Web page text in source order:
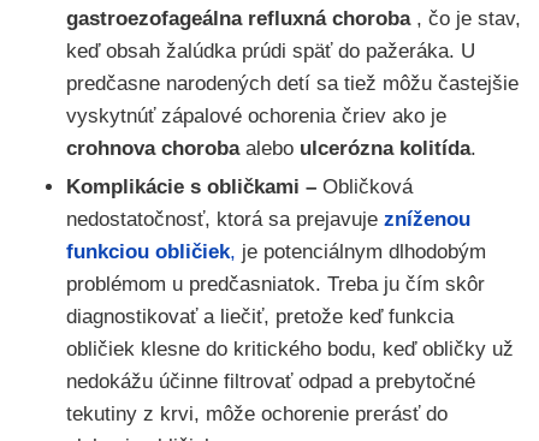
gastroezofageálna refluxná choroba, čo je stav,
keď obsah žalúdka prúdi späť do pažeráka. U
predčasne narodených detí sa tiež môžu častejšie
vyskytnúť zápalové ochorenia čriev ako je
crohnova chorobaalebo ulcerózna kolitída.
Komplikácie s obličkami – Obličková
nedostatočnosť, ktorá sa prejavuje zníženou
funkciou obličiek, je potenciálnym dlhodobým
problémom u predčasniatok. Treba ju čím skôr
diagnostikovať a liečiť, pretože keď funkcia
obličiek klesne do kritického bodu, keď obličky už
nedokážu účinne filtrovať odpad a prebytočné
tekutiny z krvi, môže ochorenie prerásť do